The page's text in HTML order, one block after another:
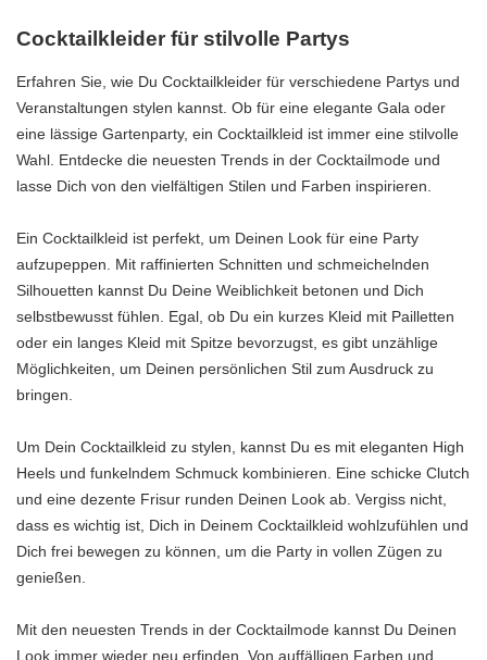
Cocktailkleider für stilvolle Partys
Erfahren Sie, wie Du Cocktailkleider für verschiedene Partys und
Veranstaltungen stylen kannst. Ob für eine elegante Gala oder
eine lässige Gartenparty, ein Cocktailkleid ist immer eine stilvolle
Wahl. Entdecke die neuesten Trends in der Cocktailmode und
lasse Dich von den vielfältigen Stilen und Farben inspirieren.
Ein Cocktailkleid ist perfekt, um Deinen Look für eine Party
aufzupeppen. Mit raffinierten Schnitten und schmeichelnden
Silhouetten kannst Du Deine Weiblichkeit betonen und Dich
selbstbewusst fühlen. Egal, ob Du ein kurzes Kleid mit Pailletten
oder ein langes Kleid mit Spitze bevorzugst, es gibt unzählige
Möglichkeiten, um Deinen persönlichen Stil zum Ausdruck zu
bringen.
Um Dein Cocktailkleid zu stylen, kannst Du es mit eleganten High
Heels und funkelndem Schmuck kombinieren. Eine schicke Clutch
und eine dezente Frisur runden Deinen Look ab. Vergiss nicht,
dass es wichtig ist, Dich in Deinem Cocktailkleid wohlzufühlen und
Dich frei bewegen zu können, um die Party in vollen Zügen zu
genießen.
Mit den neuesten Trends in der Cocktailmode kannst Du Deinen
Look immer wieder neu erfinden. Von auffälligen Farben und